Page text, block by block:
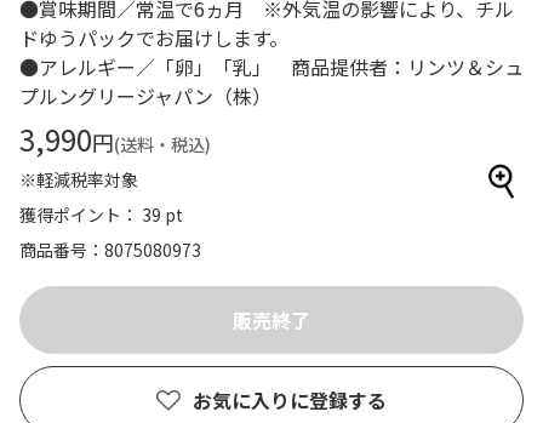
●賞味期間／常温で6ヵ月 ※外気温の影響により、チル
ドゆうパックでお届けします。
●アレルギー／「卵」「乳」 商品提供者：リンツ＆シュ
プルングリージャパン（株）
3,990円(送料・税込)
※軽減税率対象
獲得ポイント： 39 pt
商品番号
8075080973
お気に入りに登録する